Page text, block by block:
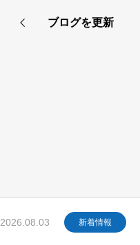
ブログを更新
2026.08.03 新着情報